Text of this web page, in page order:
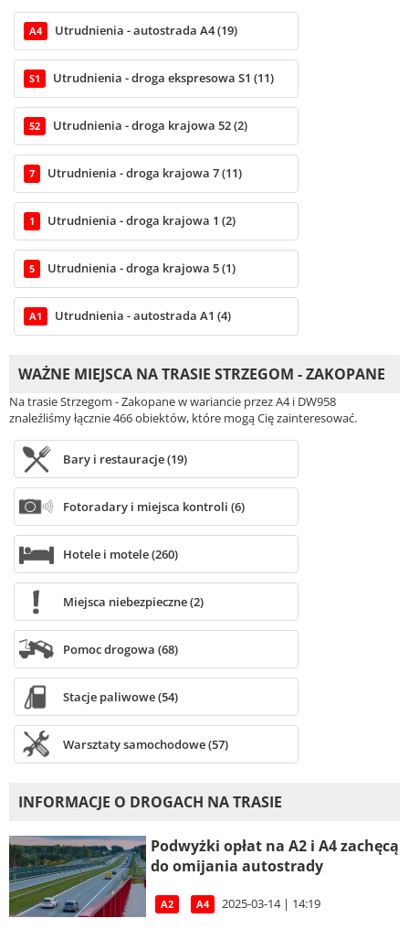
A4 Utrudnienia - autostrada A4 (19)
S1 Utrudnienia - droga ekspresowa S1 (11)
52 Utrudnienia - droga krajowa 52 (2)
7 Utrudnienia - droga krajowa 7 (11)
1 Utrudnienia - droga krajowa 1 (2)
5 Utrudnienia - droga krajowa 5 (1)
A1 Utrudnienia - autostrada A1 (4)
WAŻNE MIEJSCA NA TRASIE STRZEGOM - ZAKOPANE
Na trasie Strzegom - Zakopane w wariancie przez A4 i DW958
znaleźliśmy łącznie 466 obiektów, które mogą Cię zainteresować.
Bary i restauracje (19)
Fotoradary i miejsca kontroli (6)
Hotele i motele (260)
Miejsca niebezpieczne (2)
Pomoc drogowa (68)
Stacje paliwowe (54)
Warsztaty samochodowe (57)
INFORMACJE O DROGACH NA TRASIE
Podwyżki opłat na A2 i A4 zachęcą
do omijania autostrady
A2 A4 2025-03-14 | 14:19